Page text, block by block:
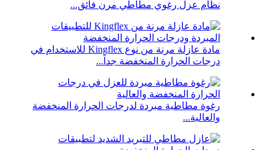
نظام عزل رغوي مطاطي مرن فائق...
مادة عازلة مرنة من نوع Kingflex للاستخدام في
درجات الحرارة المنخفضة جداً...
رغوة مطاطية مبردة لدرجات الحرارة المنخفضة
والعالية...